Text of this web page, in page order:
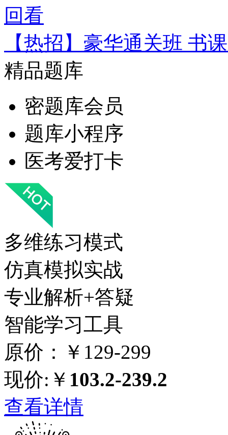
回看
【热招】豪华通关班 书
精品题库
密题库会员
题库小程序
医考爱打卡
多维练习模式
仿真模拟实战
专业解析+答疑
智能学习工具
原价：￥129-299
现价:￥ 103.2-239.2
查看详情